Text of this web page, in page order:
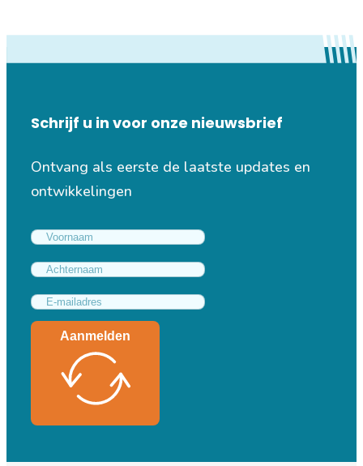
Schrijf u in voor onze nieuwsbrief
Ontvang als eerste de laatste updates en
ontwikkelingen
Aanmelden